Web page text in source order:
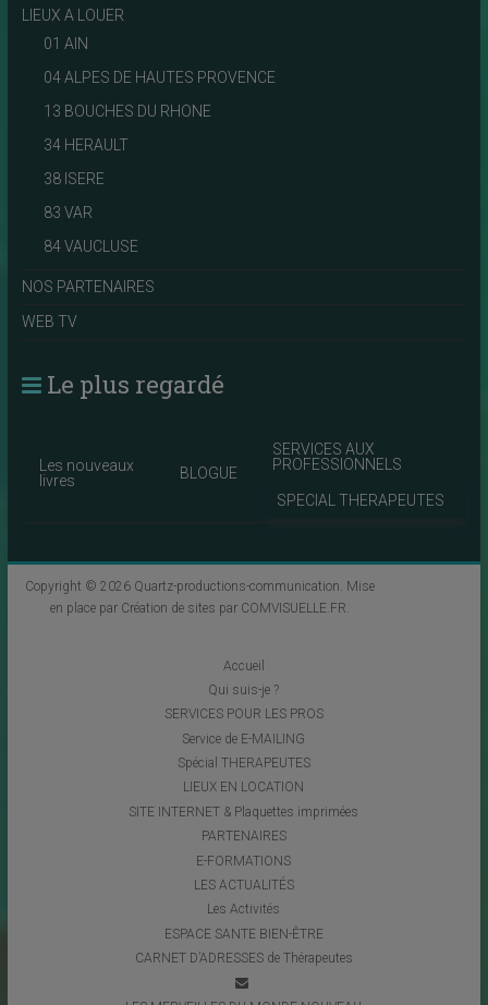
LIEUX A LOUER
01 AIN
04 ALPES DE HAUTES PROVENCE
13 BOUCHES DU RHONE
34 HERAULT
38 ISERE
83 VAR
84 VAUCLUSE
NOS PARTENAIRES
WEB TV
Le plus regardé
Les nouveaux
livres
BLOGUE
SERVICES AUX
PROFESSIONNELS
SPECIAL THERAPEUTES
Copyright © 2026 Quartz-productions-communication. Mise
en place par Création de sites par COMVISUELLE.FR.
Accueil
Qui suis-je ?
SERVICES POUR LES PROS
Service de E-MAILING
Spécial THERAPEUTES
LIEUX EN LOCATION
SITE INTERNET & Plaquettes imprimées
PARTENAIRES
E-FORMATIONS
LES ACTUALITÉS
Les Activités
ESPACE SANTE BIEN-ÊTRE
CARNET D’ADRESSES de Thérapeutes